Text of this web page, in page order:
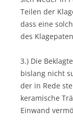
Teilen der
dass eine
des
3.) Die
bislang nicht
der in Rede
keramische
Einwand